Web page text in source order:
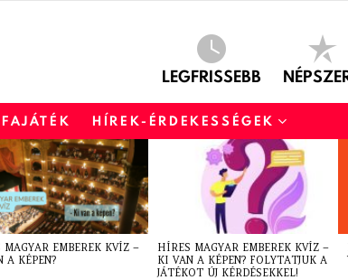
LEGFRISSEBB
HÍREK-ÉRDEKESSÉGEK
MAGYAR EMBEREK KVÍZ –
A KÉPEN?
HÍRES MAGYAR EMBEREK KVÍZ –
KI VAN A KÉPEN? FOLYTATJUK A
JÁTÉKOT ÚJ KÉRDÉSEKKEL!